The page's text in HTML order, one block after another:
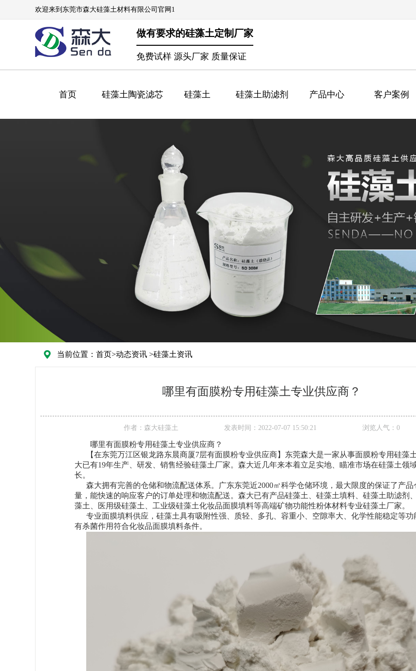
欢迎来到东莞市森大硅藻土材料有限公司官网1
做有要求的硅藻土定制厂家
免费试样 源头厂家 质量保证
首页 硅藻土陶瓷滤芯 硅藻土 硅藻土助滤剂 产品中心 客户案例
当前位置： 首页>动态资讯 >硅藻土资讯
哪里有面膜粉专用硅藻土专业供应商？
作者： 森大硅藻土 发表时间： 2022-07-07 15:50:21 浏览人气： 0
哪里有面膜粉专用硅藻土专业供应商？
【在东莞万江区银龙路东晨商厦7层有面膜粉专业供应商】东莞森大是一家从事面膜粉专用硅藻
大已有19年生产、研发、销售经验硅藻土厂家。森大近几年来本着立足实地、瞄准市场在硅藻土领
长。
森大拥有完善的仓储和物流配送体系。 广东东莞近2000㎡科学仓储环境，最大限度的保证了产品
量，能快速的响应客户的订单处理和物流配送。 森大已有产品硅藻土、硅藻土填料、硅藻土助滤剂、
藻土、医用级硅藻土、工业级硅藻土化妆品面膜填料等高端矿物功能性粉体材料专业硅藻土厂家。
专业面膜填料供应，硅藻土具有吸附性强、质轻、多孔、容重小、空隙率大、化学性能稳定等功
有杀菌作用符合化妆品面膜填料条件。